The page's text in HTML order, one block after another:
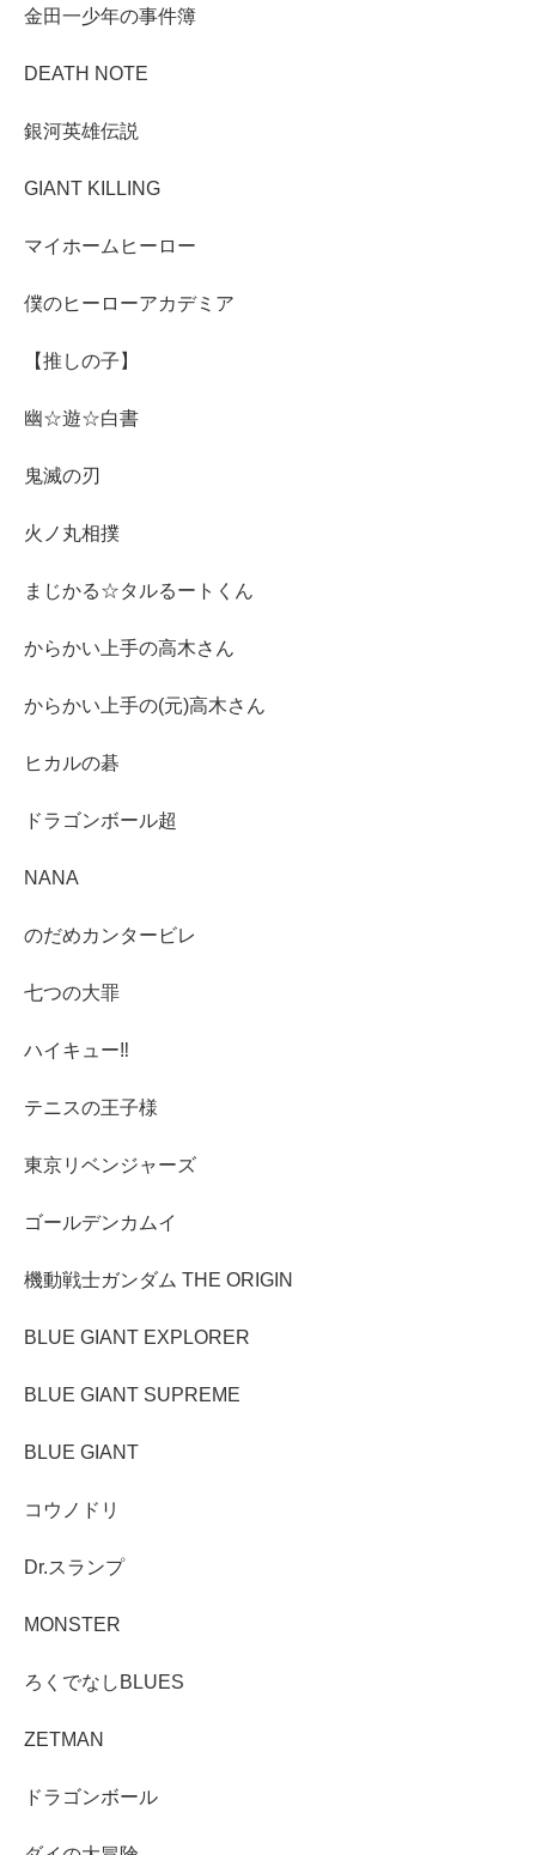
金田一少年の事件簿
DEATH NOTE
銀河英雄伝説
GIANT KILLING
マイホームヒーロー
僕のヒーローアカデミア
【推しの子】
幽☆遊☆白書
鬼滅の刃
火ノ丸相撲
まじかる☆タルるートくん
からかい上手の高木さん
からかい上手の(元)高木さん
ヒカルの碁
ドラゴンボール超
NANA
のだめカンタービレ
七つの大罪
ハイキュー‼︎
テニスの王子様
東京リベンジャーズ
ゴールデンカムイ
機動戦士ガンダム THE ORIGIN
BLUE GIANT EXPLORER
BLUE GIANT SUPREME
BLUE GIANT
コウノドリ
Dr.スランプ
MONSTER
ろくでなしBLUES
ZETMAN
ドラゴンボール